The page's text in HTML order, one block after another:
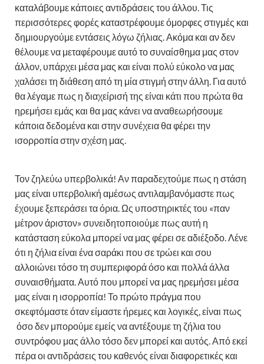
καταλάβουμε κάποιες αντιδράσεις του άλλου. Τις
περισσότερες φορές καταστρέφουμε όμορφες στιγμές και
δημιουργούμε εντάσεις λόγω ζήλιας. Ακόμα και αν δεν
θέλουμε να μεταφέρουμε αυτό το συναίσθημα μας στον
άλλον, υπάρχει μέσα μας και είναι πολύ εύκολο να μας
χαλάσει τη διάθεση από τη μία στιγμή στην άλλη. Για αυτό
θα λέγαμε πως η διαχείρισή της είναι κάτι που πρώτα θα
ηρεμήσει εμάς και θα μας κάνει να αναθεωρήσουμε
κάποια δεδομένα και στην συνέχεια θα φέρει την
ισορροπία στην σχέση μας.
Τον ζηλεύω υπερβολικά! Αν παραδεχτούμε πως η στάση
μας είναι υπερβολική αμέσως αντιλαμβανόμαστε πως
έχουμε ξεπεράσει τα όρια. Ως υποστηρικτές του «παν
μέτρον άριστον» συνειδητοποιούμε πως αυτή η
κατάσταση εύκολα μπορεί να μας φέρει σε αδιέξοδο. Λένε
ότι η ζήλια είναι ένα σαράκι που σε τρώει και σου
αλλοιώνει τόσο τη συμπεριφορά όσο και πολλά άλλα
συναισθήματα. Αυτό που μπορεί να μας ηρεμήσει μέσα
μας είναι η ισορροπία! Το πρώτο πράγμα που
σκεφτόμαστε όταν είμαστε ήρεμες και λογικές, είναι πως
όσο δεν μπορούμε εμείς να αντέξουμε τη ζήλια του
συντρόφου μας άλλο τόσο δεν μπορεί και αυτός. Από εκεί
πέρα οι αντιδράσεις του καθενός είναι διαφορετικές και